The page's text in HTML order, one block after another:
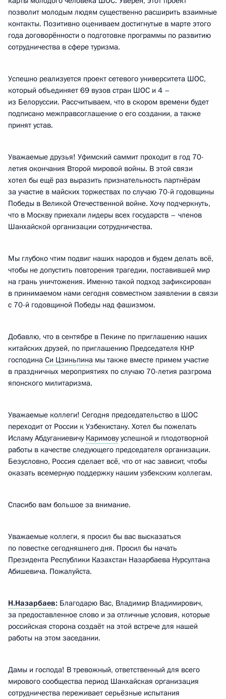
позволит молодым людям существенно расширить взаимные
контакты. Позитивно оцениваем достигнутые в марте этого
года договорённости о подготовке программы по развитию
сотрудничества в сфере туризма.
Успешно реализуется проект сетевого университета ШОС,
который объединяет 69 вузов стран ШОС и 4 –
из Белоруссии. Рассчитываем, что в скором времени будет
подписано межправсоглашение о его создании, а также
принят устав.
Уважаемые друзья! Уфимский саммит проходит в год 70-
летия окончания Второй мировой войны. В этой связи
хотел бы ещё раз выразить признательность партнёрам
за участие в майских торжествах по случаю 70-й годовщины
Победы в Великой Отечественной войне. Хочу подчеркнуть,
что в Москву приехали лидеры всех государств – членов
Шанхайской организации сотрудничества.
Мы глубоко чтим подвиг наших народов и будем делать всё,
чтобы не допустить повторения трагедии, поставившей мир
на грань уничтожения. Именно такой подход зафиксирован
в принимаемом нами сегодня совместном заявлении в связи
с 70-й годовщиной Победы над фашизмом.
Добавлю, что в сентябре в Пекине по приглашению наших
китайских друзей, по приглашению Председателя КНР
господина Си Цзиньпина мы также вместе примем участие
в праздничных мероприятиях по случаю 70-летия разгрома
японского милитаризма.
Уважаемые коллеги! Сегодня председательство в ШОС
переходит от России к Узбекистану. Хотел бы пожелать
Исламу Абдуганиевичу Каримовууспешной и плодотворной
работы в качестве следующего председателя организации.
Безусловно, Россия сделает всё, что от нас зависит, чтобы
оказать всемерную поддержку нашим узбекским коллегам.
Спасибо вам большое за внимание.
Уважаемые коллеги, я просил бы вас высказаться
по повестке сегодняшнего дня. Просил бы начать
Президента Республики Казахстан Назарбаева Нурсултана
Абишевича. Пожалуйста.
Н.Назарбаев: Благодарю Вас, Владимир Владимирович,
за предоставленное слово и за отличные условия, которые
российская сторона создаёт на этой встрече для нашей
работы на этом заседании.
Дамы и господа! В тревожный, ответственный для всего
мирового сообщества период Шанхайская организация
сотрудничества переживает серьёзные испытания